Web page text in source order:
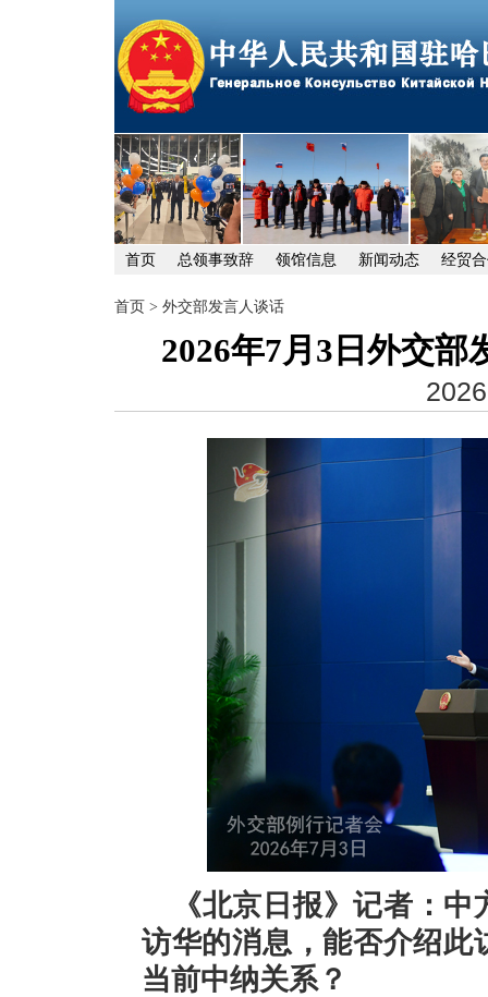
首页 总领事致辞 领馆信息 新闻动态 经贸
首页 > 外交部发言人谈话
2026年7月3日外交部
《北京日报》记者：
访华的消息，能否介绍此
当前中纳关系？